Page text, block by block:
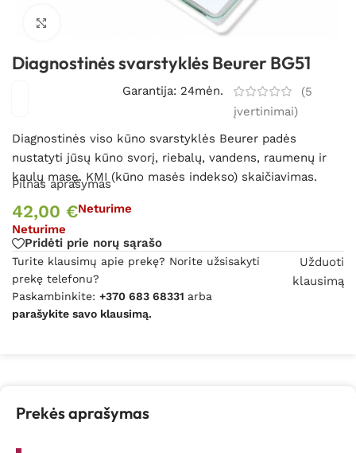
Spustelėkite, kad padidintumėte
Diagnostinės svarstyklės Beurer BG51
Garantija: 24mėn. (5
įvertinimai)
Diagnostinės viso kūno svarstyklės Beurer padės
nustatyti jūsų kūno svorį, riebalų, vandens, raumenų ir
kaulų masę. KMI (kūno masės indekso) skaičiavimas.
Pilnas aprašymas
42,00 €Neturime
Neturime
Pridėti prie norų sąrašo
Turite klausimų apie prekę? Norite užsisakyti
prekę telefonu?
Paskambinkite: +370 683 68331 arba
parašykite savo klausimą.
Užduoti
klausimą
Prekės aprašymas